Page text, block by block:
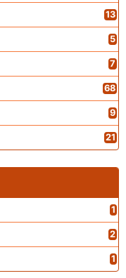
13
5
7
68
9
21
1
2
1